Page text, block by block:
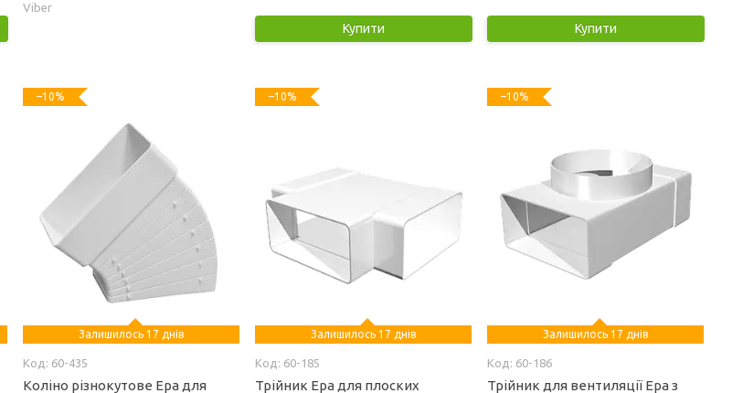
Viber
Купити Купити
–10%
Залишилось 17 днів
60-435
Коліно різнокутове Ера для
–10%
Залишилось 17 днів
60-185
Трійник Ера для плоских
–10%
Залишилось 17 днів
60-186
Трійник для вентиляції Ера з